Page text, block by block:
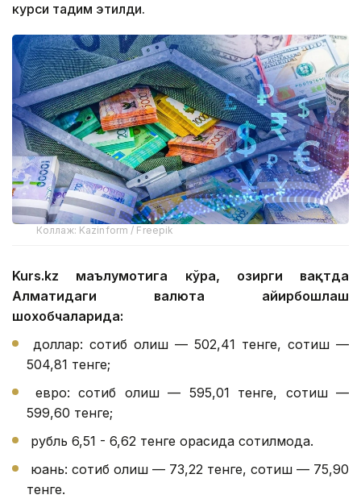
курси тақдим этилди.
Коллаж: Kazinform / Freepik
Kurs.kz маълумотига кўра, ҳозирги вақтда
Алматидаги валюта айирбошлаш
шохобчаларида:
доллар: сотиб олиш — 502,41 тенге, сотиш —
504,81 тенге;
евро: сотиб олиш — 595,01 тенге, сотиш —
599,60 тенге;
рубль 6,51 - 6,62 тенге орасида сотилмоқда.
юань: сотиб олиш — 73,22 тенге, сотиш — 75,90
тенге.